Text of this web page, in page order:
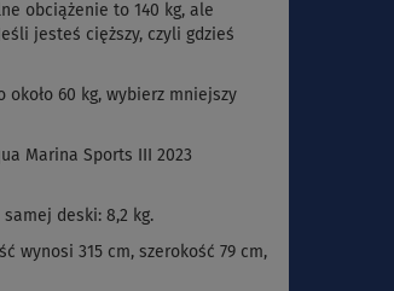
obciążenie to 140 kg, ale
jesteś cięższy, czyli gdzieś
60 kg, wybierz mniejszy
Marina Sports III 2023
samej deski: 8,2 kg.
wynosi 315 cm, szerokość 79 cm,